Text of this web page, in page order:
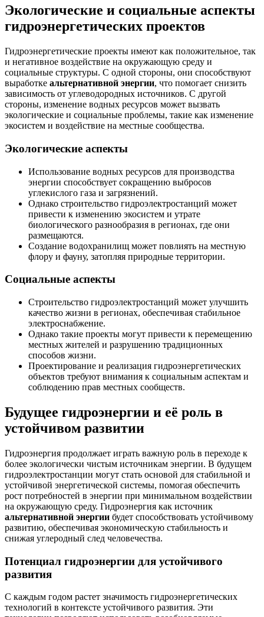
Экологические и социальные аспекты
гидроэнергетических проектов
Гидроэнергетические проекты имеют как положительное, так
и негативное воздействие на окружающую среду и
социальные структуры. С одной стороны, они способствуют
выработке альтернативной энергии, что помогает снизить
зависимость от углеводородных источников. С другой
стороны, изменение водных ресурсов может вызвать
экологические и социальные проблемы, такие как изменение
экосистем и воздействие на местные сообщества.
Экологические аспекты
Использование водных ресурсов для производства
энергии способствует сокращению выбросов
углекислого газа и загрязнений.
Однако строительство гидроэлектростанций может
привести к изменению экосистем и утрате
биологического разнообразия в регионах, где они
размещаются.
Создание водохранилищ может повлиять на местную
флору и фауну, затопляя природные территории.
Социальные аспекты
Строительство гидроэлектростанций может улучшить
качество жизни в регионах, обеспечивая стабильное
электроснабжение.
Однако такие проекты могут привести к перемещению
местных жителей и разрушению традиционных
способов жизни.
Проектирование и реализация гидроэнергетических
объектов требуют внимания к социальным аспектам и
соблюдению прав местных сообществ.
Будущее гидроэнергии и её роль в
устойчивом развитии
Гидроэнергия продолжает играть важную роль в переходе к
более экологически чистым источникам энергии. В будущем
гидроэлектростанции могут стать основой для стабильной и
устойчивой энергетической системы, помогая обеспечить
рост потребностей в энергии при минимальном воздействии
на окружающую среду. Гидроэнергия как источник
альтернативной энергии будет способствовать устойчивому
развитию, обеспечивая экономическую стабильность и
снижая углеродный след человечества.
Потенциал гидроэнергии для устойчивого
развития
С каждым годом растет значимость гидроэнергетических
технологий в контексте устойчивого развития. Эти